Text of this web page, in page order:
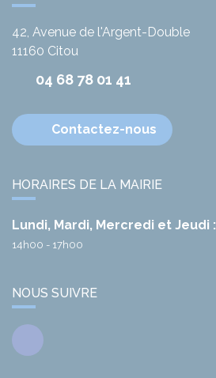
42, Avenue de l'Argent-Double
11160 Citou
04 68 78 01 41
Contactez-nous
HORAIRES DE LA MAIRIE
Lundi, Mardi, Mercredi et Jeudi :
14h00 - 17h00
NOUS SUIVRE
Facebook